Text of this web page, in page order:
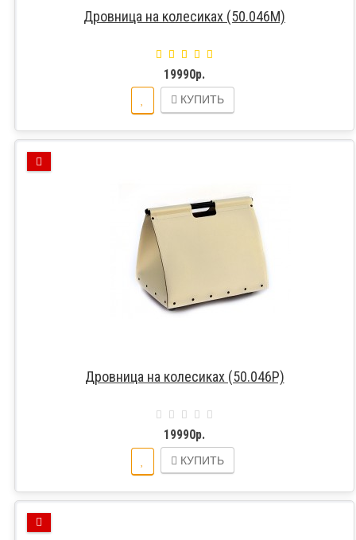
Дровница на колесиках (50.046M)
19990р.
КУПИТЬ
Дровница на колесиках (50.046P)
19990р.
КУПИТЬ